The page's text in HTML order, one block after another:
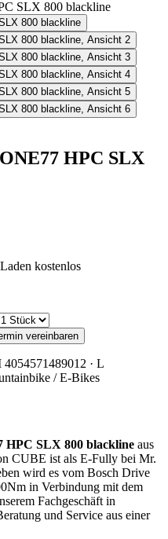
HPC SLX
kostenlos
vereinbaren
· L
/ E-Bikes
HPC SLX 800 blackline aus
CUBE ist als E-Fully bei Mr.
wird es vom Bosch Drive
in Verbindung mit dem
Fachgeschäft in
und Service aus einer